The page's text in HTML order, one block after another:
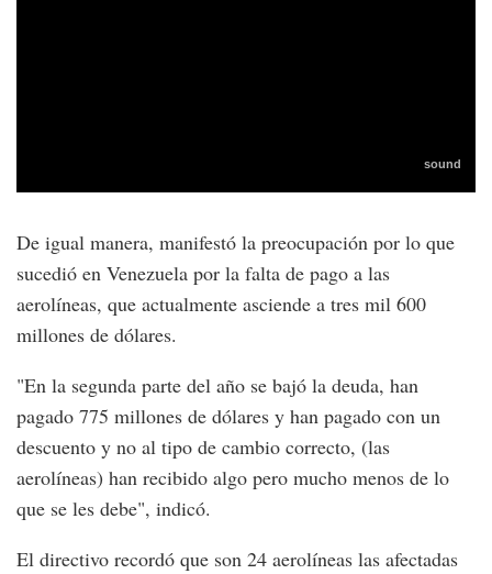
De igual manera, manifestó la preocupación por lo que
sucedió en Venezuela por la falta de pago a las
aerolíneas, que actualmente asciende a tres mil 600
millones de dólares.
"En la segunda parte del año se bajó la deuda, han
pagado 775 millones de dólares y han pagado con un
descuento y no al tipo de cambio correcto, (las
aerolíneas) han recibido algo pero mucho menos de lo
que se les debe", indicó.
El directivo recordó que son 24 aerolíneas las afectadas